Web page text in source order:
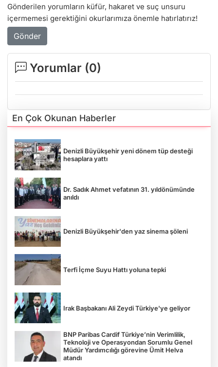
Gönderilen yorumların küfür, hakaret ve suç unsuru
içermemesi gerektiğini okurlarımıza önemle hatırlatırız!
Gönder
Yorumlar (0)
En Çok Okunan Haberler
Denizli Büyükşehir yeni dönem tüp desteği
hesaplara yattı
Dr. Sadık Ahmet vefatının 31. yıldönümünde
anıldı
Denizli Büyükşehir'den yaz sinema şöleni
Terfi İçme Suyu Hattı yoluna tepki
Irak Başbakanı Ali Zeydi Türkiye'ye geliyor
BNP Paribas Cardif Türkiye’nin Verimlilik,
Teknoloji ve Operasyondan Sorumlu Genel
Müdür Yardımcılığı görevine Ümit Helva
atandı